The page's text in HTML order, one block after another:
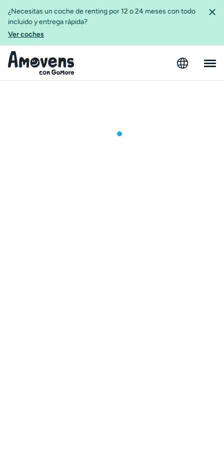
¿Necesitas un coche de renting por 12 o 24 meses con todo
incluido y entrega rápida?
Ver coches